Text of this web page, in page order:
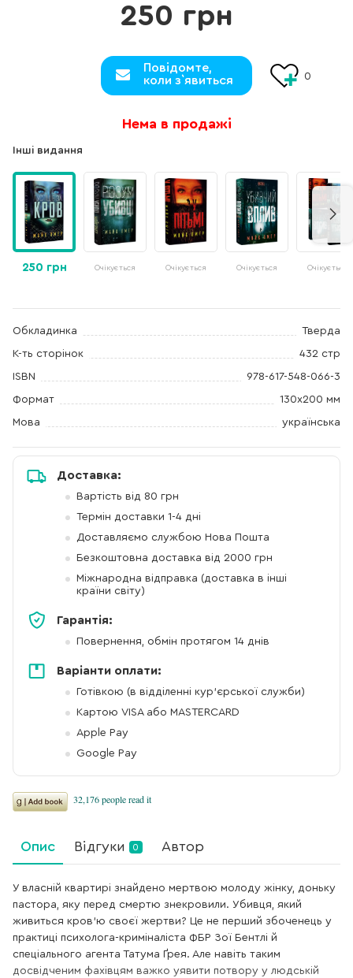
Інші видання
250 грн Очікується Очікується Очікується Очікується
250 грн
Повідомте,
коли з`явиться
0
Нема в продажі
Обкладинка Тверда
К-ть сторінок 432 стр
ISBN 978-617-548-066-3
Формат 130х200 мм
Мова українська
Доставка:
Вартість від 80 грн
Термін доставки 1-4 дні
Доставляємо службою Нова Пошта
Безкоштовна доставка від 2000 грн
Міжнародна відправка (доставка в інші
країни світу)
Гарантія:
Повернення, обмін протягом 14 днів
Варіанти оплати:
Готівкою (в відділенні кур'єрської служби)
Картою VISA або MASTERCARD
Apple Pay
Google Pay
Опис Відгуки 0 Автор
У власній квартирі знайдено мертвою молоду жінку, доньку
пастора, яку перед смертю знекровили. Убивця, який
живиться кров’ю своєї жертви? Це не перший збоченець у
практиці психолога-криміналіста ФБР Зої Бентлі й
спеціального агента Татума Ґрея. Але навіть таким
досвідченим фахівцям важко уявити потвору у людській